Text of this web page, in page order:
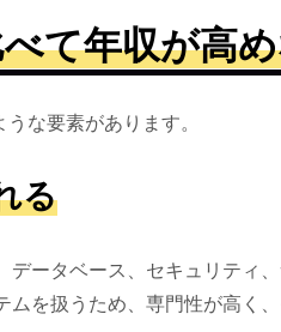
て年収が高
な要素があります。
る
ータベース、セキュリティ
を扱うため、専門性が高く